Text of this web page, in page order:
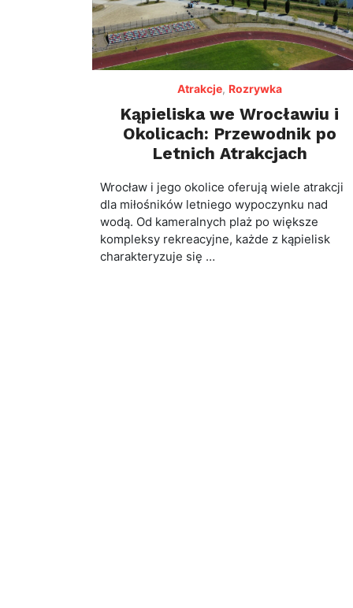
Atrakcje, Rozrywka
Kąpieliska we Wrocławiu i
Okolicach: Przewodnik po
Letnich Atrakcjach
Wrocław i jego okolice oferują wiele atrakcji
dla miłośników letniego wypoczynku nad
wodą. Od kameralnych plaż po większe
kompleksy rekreacyjne, każde z kąpielisk
charakteryzuje się …